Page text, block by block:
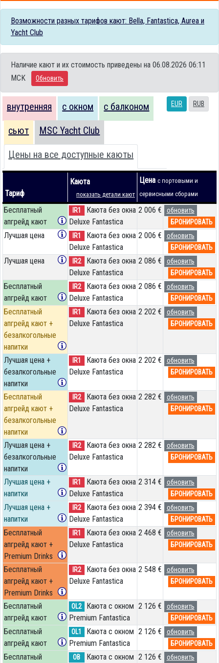
Возможности разных тарифов кают: Bella, Fantastica, Aurea и
Yacht Club
Наличие кают и их стоимость приведены на 06.08.2026 06:11
MCK
Обновить
EUR RUB
внутренняя с окном с балконом
сьют MSC Yacht Club
Цены на все доступные каюты
Тариф
Каюта
показать детали кают
Цена с портовыми и
сервисными сборами
Бесплатный
апгрейд кают
IR1
Каюта без окна
Deluxe Fantastica
2 006 €
обновить
БРОНИРОВАТЬ
Лучшая цена IR1
Каюта без окна
Deluxe Fantastica
2 006 €
обновить
БРОНИРОВАТЬ
Лучшая цена IR2
Каюта без окна
Deluxe Fantastica
2 086 €
обновить
БРОНИРОВАТЬ
Бесплатный
апгрейд кают
IR2
Каюта без окна
Deluxe Fantastica
2 086 €
обновить
БРОНИРОВАТЬ
Бесплатный
апгрейд кают +
безалкогольные
напитки
IR1
Каюта без окна
Deluxe Fantastica
2 202 €
обновить
БРОНИРОВАТЬ
Лучшая цена +
безалкогольные
напитки
IR1
Каюта без окна
Deluxe Fantastica
2 202 €
обновить
БРОНИРОВАТЬ
Бесплатный
апгрейд кают +
безалкогольные
напитки
IR2
Каюта без окна
Deluxe Fantastica
2 282 €
обновить
БРОНИРОВАТЬ
Лучшая цена +
безалкогольные
напитки
IR2
Каюта без окна
Deluxe Fantastica
2 282 €
обновить
БРОНИРОВАТЬ
Лучшая цена +
напитки
IR1
Каюта без окна
Deluxe Fantastica
2 314 €
обновить
БРОНИРОВАТЬ
Лучшая цена +
напитки
IR2
Каюта без окна
Deluxe Fantastica
2 394 €
обновить
БРОНИРОВАТЬ
Бесплатный
апгрейд кают +
Premium Drinks
IR1
Каюта без окна
Deluxe Fantastica
2 468 €
обновить
БРОНИРОВАТЬ
Бесплатный
апгрейд кают +
Premium Drinks
IR2
Каюта без окна
Deluxe Fantastica
2 548 €
обновить
БРОНИРОВАТЬ
Бесплатный
апгрейд кают
OL2
Каюта с окном
Premium Fantastica
2 126 €
обновить
БРОНИРОВАТЬ
Бесплатный
апгрейд кают
OL1
Каюта с окном
Premium Fantastica
2 126 €
обновить
БРОНИРОВАТЬ
Бесплатный OB Каюта с окном 2 126 € обновить